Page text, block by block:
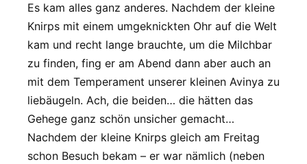
Es kam alles ganz anderes. Nachdem der kleine
Knirps mit einem umgeknickten Ohr auf die Welt
kam und recht lange brauchte, um die Milchbar
zu finden, fing er am Abend dann aber auch an
mit dem Temperament unserer kleinen Avinya zu
liebäugeln. Ach, die beiden… die hätten das
Gehege ganz schön unsicher gemacht…
Nachdem der kleine Knirps gleich am Freitag
schon Besuch bekam – er war nämlich (neben